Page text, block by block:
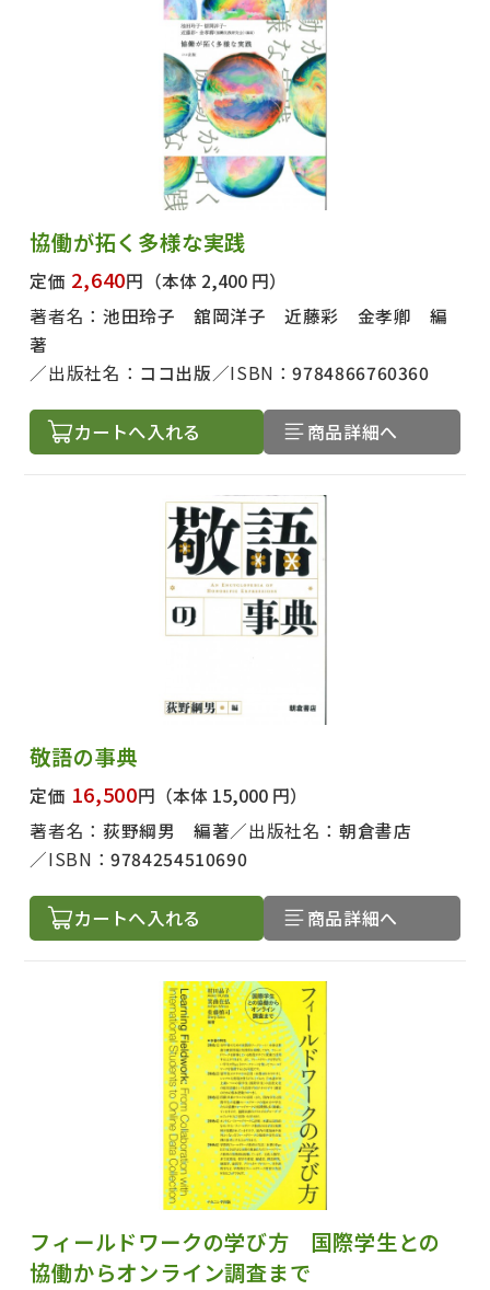
協働が拓く多様な実践
定価 2,640円 （本体 2,400 円）
著者名： 池田玲子 舘岡洋子 近藤彩 金孝卿 編
著
出版社名： ココ出版 ISBN：9784866760360
カートへ入れる 商品詳細へ
敬語の事典
定価 16,500円 （本体 15,000 円）
著者名： 荻野綱男 編著 出版社名：朝倉書店
ISBN：9784254510690
カートへ入れる 商品詳細へ
フィールドワークの学び方 国際学生との
協働からオンライン調査まで